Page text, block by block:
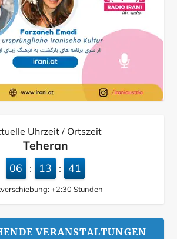
Uhrzeit / Ortszeit
Teheran
06 : 13 : 43
+2:30 Stunden
VERANSTALTUNGEN